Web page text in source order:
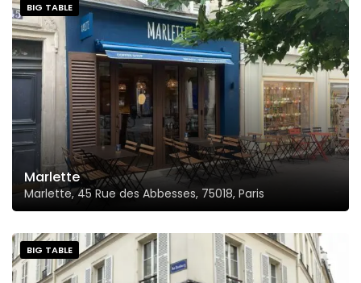
BIG TABLE
Marlette
Marlette, 45 Rue des Abbesses, 75018, Paris
BIG TABLE